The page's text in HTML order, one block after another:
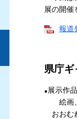
展の開催
報道
県庁ギ
●展示作品
絵画、
おおむ